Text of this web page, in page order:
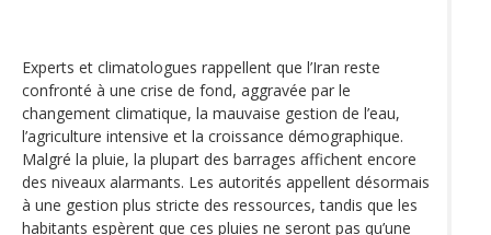
Experts et climatologues rappellent que l’Iran reste
confronté à une crise de fond, aggravée par le
changement climatique, la mauvaise gestion de l’eau,
l’agriculture intensive et la croissance démographique.
Malgré la pluie, la plupart des barrages affichent encore
des niveaux alarmants. Les autorités appellent désormais
à une gestion plus stricte des ressources, tandis que les
habitants espèrent que ces pluies ne seront pas qu’une